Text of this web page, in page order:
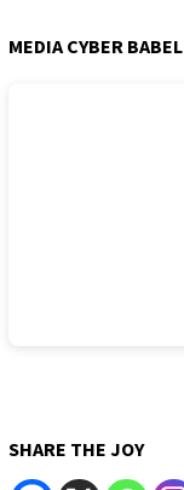
MEDIA CYBER BABEL
SHARE THE JOY